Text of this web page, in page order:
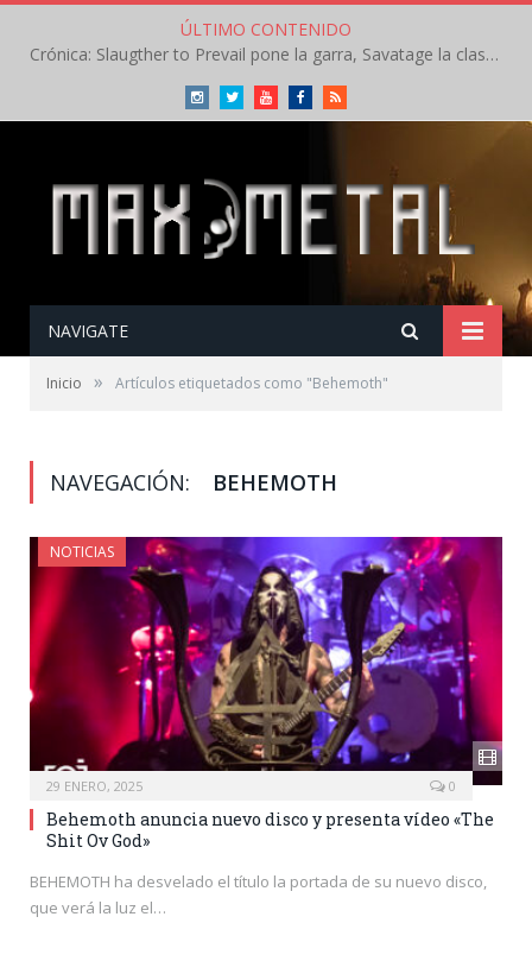
ÚLTIMO CONTENIDO
Crónica: Slaugther to Prevail pone la garra, Savatage la clase en la apertura del Leyendas del Rock – Miércoles – Agosto 2026
InstagramTwitterYoutubeFacebookRSS
NAVIGATE
Inicio » Artículos etiquetados como "Behemoth"
NAVEGACIÓN: BEHEMOTH
NOTICIAS
29 ENERO, 2025 0
Behemoth anuncia nuevo disco y presenta vídeo «The
Shit Ov God»
BEHEMOTH ha desvelado el título la portada de su nuevo disco,
que verá la luz el…